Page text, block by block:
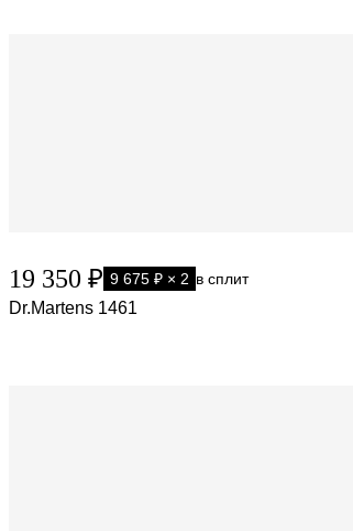
19 350 ₽ 9 675 ₽ × 2 в сплит
Dr.Martens 1461